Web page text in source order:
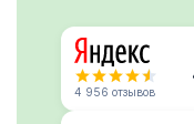
4 956 отзывов